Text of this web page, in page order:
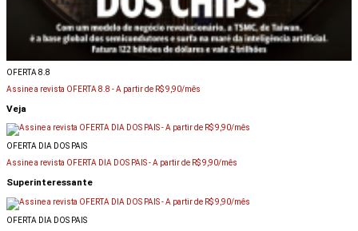
OFERTA 8.8
Assine a revista OFERTA 8.8 -A partir de R$ 9,90/mês
Veja
OFERTA DIA DOS PAIS
Assine a revista OFERTA DIA DOS PAIS -A partir de R$ 9,90/mês
Superinteressante
OFERTA DIA DOS PAIS